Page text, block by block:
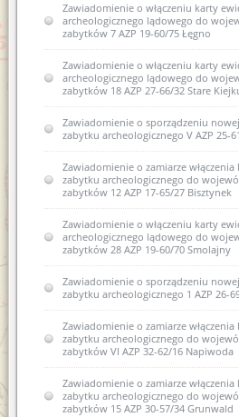
Zawiadomienie o włączeniu karty
archeologicznego lądowego do
zabytków 7 AZP 19-60/75 Łęgno
Zawiadomienie o włączeniu karty
archeologicznego lądowego do
zabytków 18 AZP 27-66/32 Stare
Zawiadomienie o sporządzeniu
zabytku archeologicznego V AZP 25-
Zawiadomienie o zamiarze
zabytku archeologicznego do
zabytków 12 AZP 17-65/27 Bisztynek
Zawiadomienie o włączeniu karty
archeologicznego lądowego do
zabytków 28 AZP 19-60/70 Smolajny
Zawiadomienie o sporządzeniu
zabytku archeologicznego 1 AZP 26-
Zawiadomienie o zamiarze
zabytku archeologicznego do
zabytków VI AZP 32-62/16 Napiwoda
Zawiadomienie o zamiarze
zabytku archeologicznego do
zabytków 15 AZP 30-57/34 Grunwald